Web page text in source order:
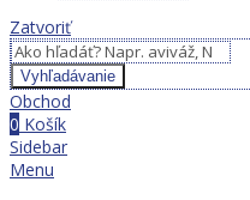
Zatvoriť
Vyhľadávanie
Obchod
0 Košík
Sidebar
Menu